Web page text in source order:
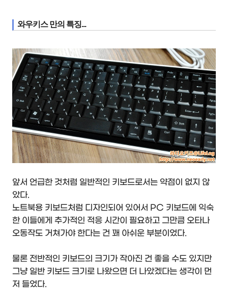
와우키스 만의 특징...
앞서 언급한 것처럼 일반적인 키보드로서는 약점이 없지 않
았다.
노트북용 키보드처럼 디자인되어 있어서 PC 키보드에 익숙
한 이들에게 추가적인 적응 시간이 필요하고 그만큼 오타나
오동작도 거쳐가야 한다는 건 꽤 아쉬운 부분이었다.
물론 전반적인 키보드의 크기가 작아진 건 좋을 수도 있지만
그냥 일반 키보드 크기로 나왔으면 더 나았겠다는 생각이 먼
저 들었다.